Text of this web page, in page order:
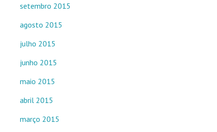
setembro 2015
agosto 2015
julho 2015
junho 2015
maio 2015
abril 2015
março 2015